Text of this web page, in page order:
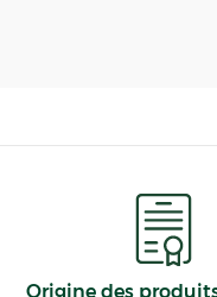
Origine des